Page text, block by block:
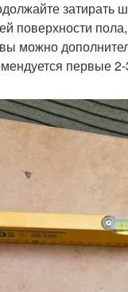
затирать
поверхности
можно
первые